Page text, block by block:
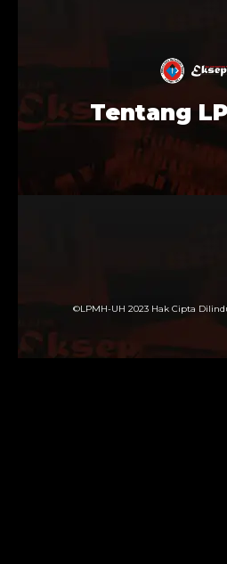
Tentang
©LPMH-UH 2023 Hak Cipta